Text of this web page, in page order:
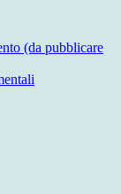
(da pubblicare